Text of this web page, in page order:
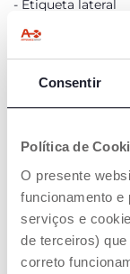
Consentir
Política de
O presente
funcionamento e
serviços e
de terceiros)
correto
Etiqueta lateral
Leve
Bom ajuste
ADVERTÊNCIAS
Encontre uma